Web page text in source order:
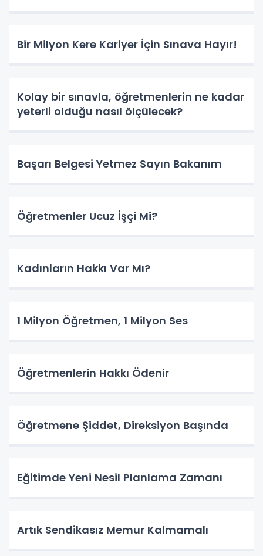
Bir Milyon Kere Kariyer İçin Sınava Hayır!
Kolay bir sınavla, öğretmenlerin ne kadar
yeterli olduğu nasıl ölçülecek?
Başarı Belgesi Yetmez Sayın Bakanım
Öğretmenler Ucuz İşçi Mi?
Kadınların Hakkı Var Mı?
1 Milyon Öğretmen, 1 Milyon Ses
Öğretmenlerin Hakkı Ödenir
Öğretmene Şiddet, Direksiyon Başında
Eğitimde Yeni Nesil Planlama Zamanı
Artık Sendikasız Memur Kalmamalı